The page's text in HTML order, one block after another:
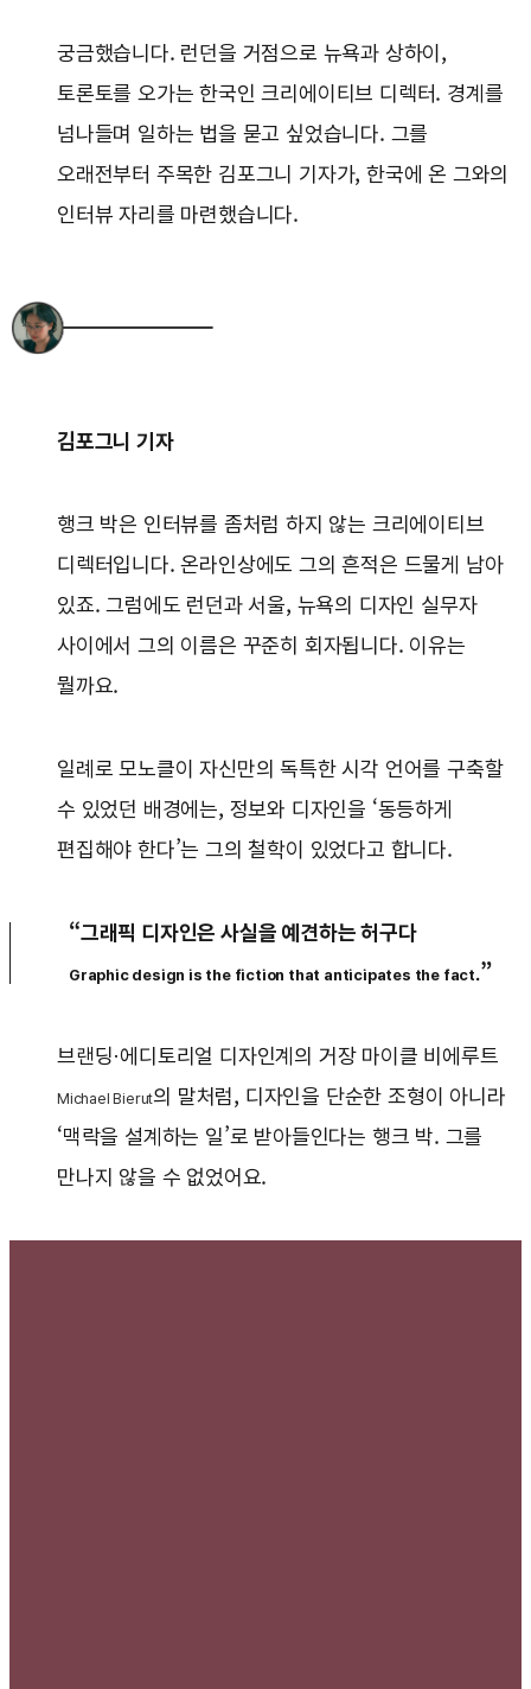
궁금했습니다. 런던을 거점으로 뉴욕과 상하이,
토론토를 오가는 한국인 크리에이티브 디렉터. 경계를
넘나들며 일하는 법을 묻고 싶었습니다. 그를
오래전부터 주목한 김포그니 기자가, 한국에 온 그와의
인터뷰 자리를 마련했습니다.
김포그니 기자
행크 박은 인터뷰를 좀처럼 하지 않는 크리에이티브
디렉터입니다. 온라인상에도 그의 흔적은 드물게 남아
있죠. 그럼에도 런던과 서울, 뉴욕의 디자인 실무자
사이에서 그의 이름은 꾸준히 회자됩니다. 이유는
뭘까요.
일례로 모노클이 자신만의 독특한 시각 언어를 구축할
수 있었던 배경에는, 정보와 디자인을 ‘동등하게
편집해야 한다’는 그의 철학이 있었다고 합니다.
“그래픽 디자인은 사실을 예견하는 허구다
Graphic design is the fiction that anticipates the fact.”
브랜딩·에디토리얼 디자인계의 거장 마이클 비에루트
Michael Bierut의 말처럼, 디자인을 단순한 조형이 아니라
‘맥락을 설계하는 일’로 받아들인다는 행크 박. 그를
만나지 않을 수 없었어요.